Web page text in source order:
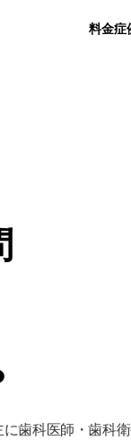
料金症
歯科医師・歯科